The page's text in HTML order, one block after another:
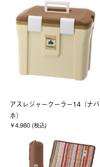
アスレジャークーラー14（ナバ
ホ）
￥4,980 (税込)